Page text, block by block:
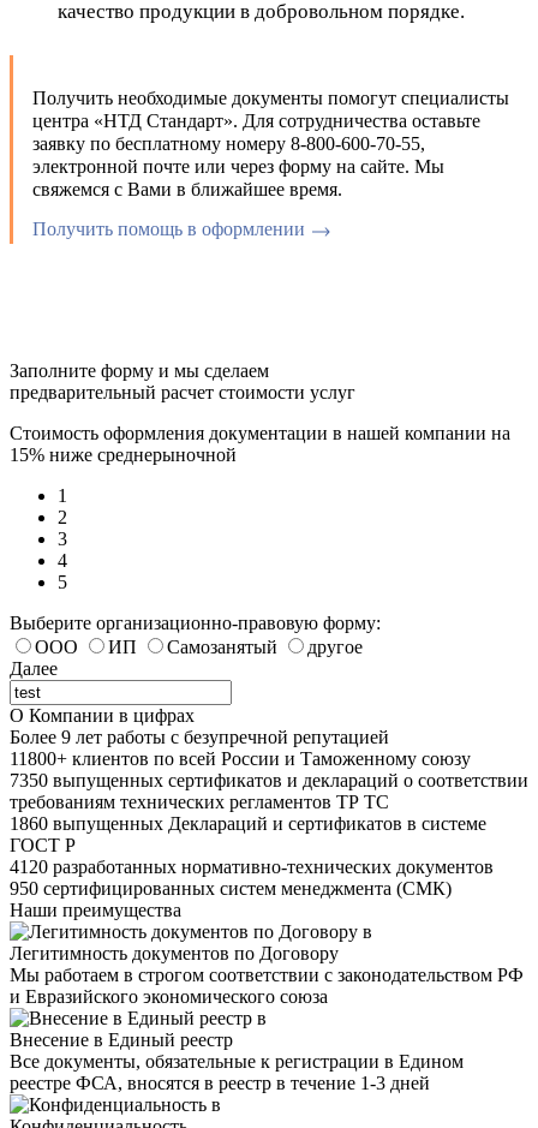
качество продукции в добровольном порядке.
Получить необходимые документы помогут специалисты
центра «НТД Стандарт». Для сотрудничества оставьте
заявку по бесплатному номеру 8-800-600-70-55,
электронной почте или через форму на сайте. Мы
свяжемся с Вами в ближайшее время.
Получить помощь в оформлении
Заполните форму и мы сделаем
предварительный расчет стоимости услуг
Стоимость оформления документации в нашей компании на
15% ниже среднерыночной
1
2
3
4
5
Выберите организационно-правовую форму:
ООО
ИП Самозанятый
другое
Далее
О Компании в цифрах
Более 9 лет работы с безупречной репутацией
11800+ клиентов по всей России и Таможенному союзу
7350 выпущенных сертификатов и деклараций о соответствии
требованиям технических регламентов ТР ТС
1860 выпущенных Деклараций и сертификатов в системе
ГОСТ Р
4120 разработанных нормативно-технических документов
950 сертифицированных систем менеджмента (СМК)
Наши преимущества
Легитимность документов по Договору
Мы работаем в строгом соответствии с законодательством РФ
и Евразийского экономического союза
Внесение в Единый реестр
Все документы, обязательные к регистрации в Едином
реестре ФСА, вносятся в реестр в течение 1-3 дней